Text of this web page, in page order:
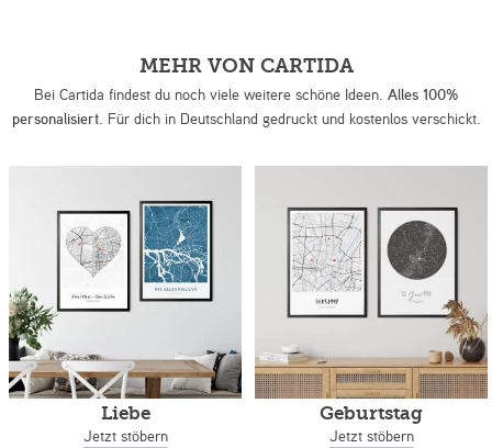
MEHR VON CARTIDA
Bei Cartida findest du noch viele weitere schöne Ideen. Alles 100%
personalisiert. Für dich in Deutschland gedruckt und kostenlos verschickt.
Liebe
Jetzt stöbern
Geburtstag
Jetzt stöbern